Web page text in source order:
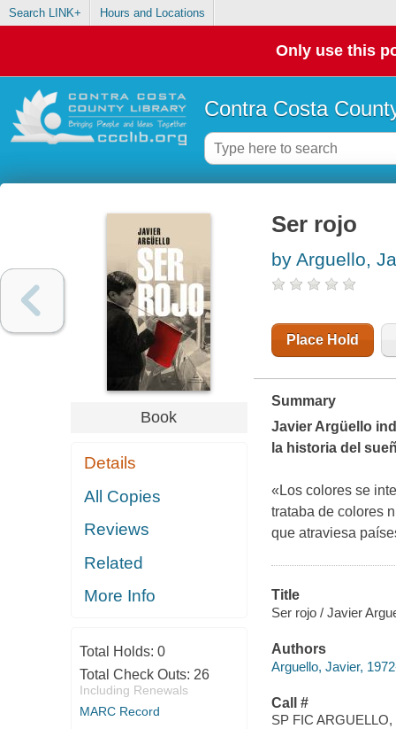
Search LINK+ Hours and Locations
Only use this
Contra Costa
Book
Details
All Copies
Reviews
Related
More Info
Total Holds: 0
Total Check Outs: 26
Including Renewals
MARC Record
Ser rojo
by Arguello,
Place Hold
Summary
Javier Argüello
la historia del
«Los colores se
trataba de colores
que atraviesa
Title
Ser rojo / Javier
Authors
Arguello, Javier,
Call #
SP FIC ARGUELLO,